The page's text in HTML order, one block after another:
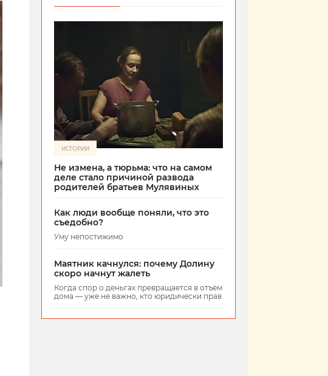
ИСТОРИИ
Не измена, а тюрьма: что на самом
деле стало причиной развода
родителей братьев Мулявиных
Как люди вообще поняли, что это
съедобно?
Уму непостижимо
Маятник качнулся: почему Долину
скоро начнут жалеть
Когда спор о деньгах превращается в отъём
дома — уже не важно, кто юридически прав